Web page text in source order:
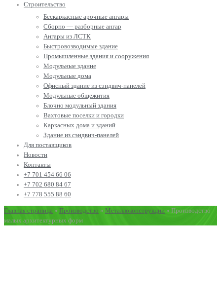
Строительство
Бескаркасные арочные ангары
Сборно — разборные ангар
Ангары из ЛСТК
Быстровозводимые здание
Промышленные здания и сооружения
Модульные здание
Модульные дома
Офисный здание из сэндвич-панелей
Модульные общежития
Блочно модульный здания
Вахтовые поселки и городки
Каркасных дома и зданий
Здание из сэндвич-панелей
Для поставщиков
Новости
Контакты
+7 701 454 66 06
+7 702 680 84 67
+7 778 555 88 60
Главная страница » Производство » Металлоконструкции » Производство
малых архитектурных форм